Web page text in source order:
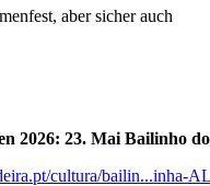
aber sicher auch
2026: 23. Mai Bailinho
cultura/bailin...inha-